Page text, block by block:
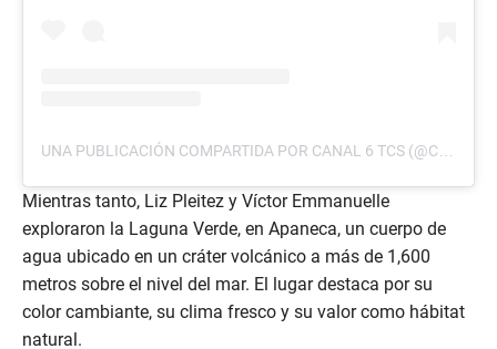
UNA PUBLICACIÓN COMPARTIDA POR CANAL 6 TCS (@CANAL6TCS)
Mientras tanto, Liz Pleitez y Víctor Emmanuelle
exploraron la Laguna Verde, en Apaneca, un cuerpo de
agua ubicado en un cráter volcánico a más de 1,600
metros sobre el nivel del mar. El lugar destaca por su
color cambiante, su clima fresco y su valor como hábitat
natural.